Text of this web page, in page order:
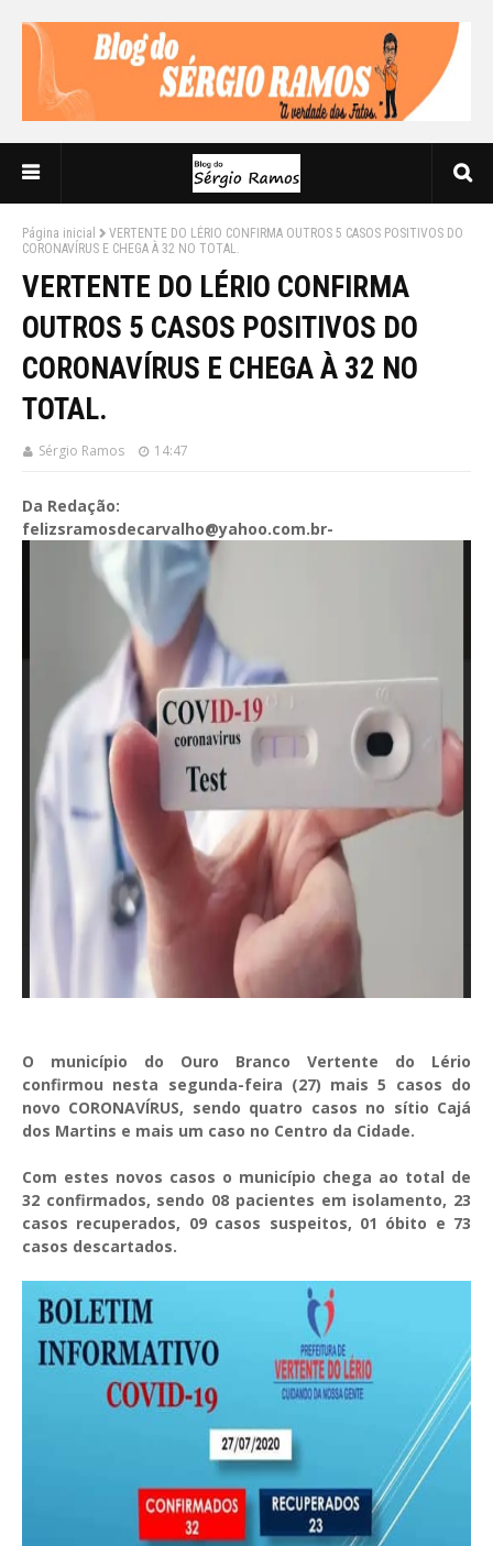
Página inicial
VERTENTE DO LÉRIO CONFIRMA OUTROS 5 CASOS POSITIVOS DO
CORONAVÍRUS E CHEGA À 32 NO TOTAL.
VERTENTE DO LÉRIO CONFIRMA
OUTROS 5 CASOS POSITIVOS DO
CORONAVÍRUS E CHEGA À 32 NO
TOTAL.
Sérgio Ramos 14:47
Da Redação:
felizsramosdecarvalho@yahoo.com.br-
O município do Ouro Branco Vertente do Lério
confirmou nesta segunda-feira (27) mais 5 casos do
novo CORONAVÍRUS, sendo quatro casos no sítio Cajá
dos Martins e mais um caso no Centro da Cidade.
Com estes novos casos o município chega ao total de
32 confirmados, sendo 08 pacientes em isolamento, 23
casos recuperados, 09 casos suspeitos, 01 óbito e 73
casos descartados.